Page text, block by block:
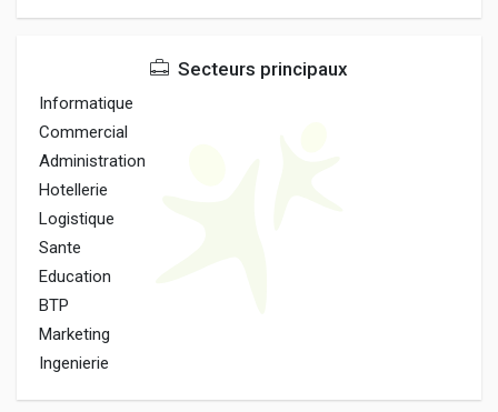
Secteurs principaux
Informatique
Commercial
Administration
Hotellerie
Logistique
Sante
Education
BTP
Marketing
Ingenierie